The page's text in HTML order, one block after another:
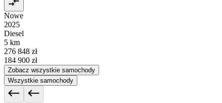
Nowe
2025
Diesel
5 km
276 848 zł
184 900 zł
Zobacz wszystkie samochody
Wszystkie samochody